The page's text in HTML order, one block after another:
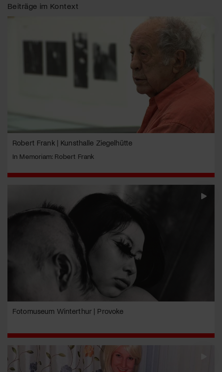
Beiträge im Kontext
Robert Frank | Kunsthalle Ziegelhütte
In Memoriam: Robert Frank
Fotomuseum Winterthur | Provoke